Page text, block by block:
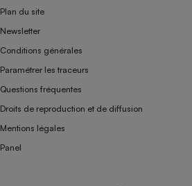
Plan du site
Newsletter
Conditions générales
Paramétrer les traceurs
Questions fréquentes
Droits de reproduction et de diffusion
Mentions légales
Panel